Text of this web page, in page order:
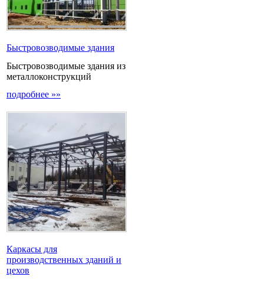
Быстровозводимые здания
Быстровозводимые здания из
металлоконструкций
подробнее »»
Каркасы для
производственных зданий и
цехов